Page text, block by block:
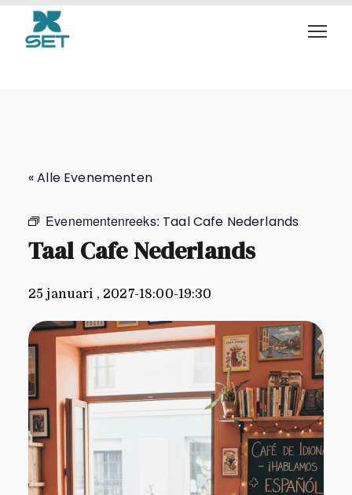
Taal Cafe Nederlands
« Alle Evenementen
Evenementenreeks: Taal Cafe Nederlands
Taal Cafe Nederlands
25 januari , 2027-18:00-19:30